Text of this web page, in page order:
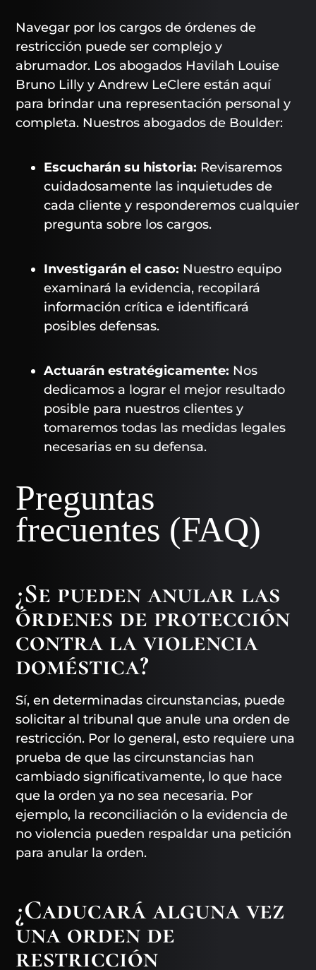
Navegar por los cargos de órdenes de
restricción puede ser complejo y
abrumador. Los abogados Havilah Louise
Bruno Lilly y Andrew LeClere están aquí
para brindar una representación personal y
completa. Nuestros abogados de Boulder:
Escucharán su historia: Revisaremos
cuidadosamente las inquietudes de
cada cliente y responderemos cualquier
pregunta sobre los cargos.
Investigarán el caso: Nuestro equipo
examinará la evidencia, recopilará
información crítica e identificará
posibles defensas.
Actuarán estratégicamente: Nos
dedicamos a lograr el mejor resultado
posible para nuestros clientes y
tomaremos todas las medidas legales
necesarias en su defensa.
Preguntas
frecuentes (FAQ)
¿Se pueden anular las
órdenes de protección
contra la violencia
doméstica?
Sí, en determinadas circunstancias, puede
solicitar al tribunal que anule una orden de
restricción. Por lo general, esto requiere una
prueba de que las circunstancias han
cambiado significativamente, lo que hace
que la orden ya no sea necesaria. Por
ejemplo, la reconciliación o la evidencia de
no violencia pueden respaldar una petición
para anular la orden.
¿Caducará alguna vez
una orden de
restricción